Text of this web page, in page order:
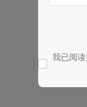
我已阅